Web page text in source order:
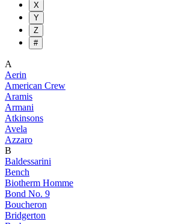
X
Y
Z
#
A
Aerin
American Crew
Aramis
Armani
Atkinsons
Avela
Azzaro
B
Baldessarini
Bench
Biotherm Homme
Bond No. 9
Boucheron
Bridgerton